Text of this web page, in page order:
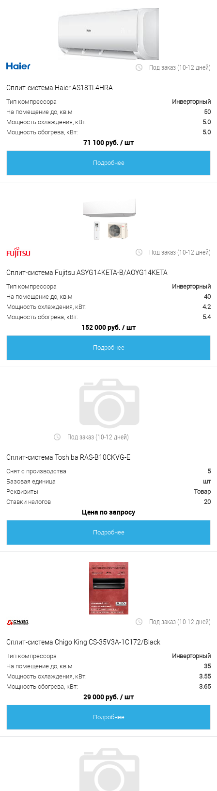
Под заказ (10-12 дней)
Сплит-система Haier AS18TL4HRA
Тип компрессора
Инверторный
На помещение до, кв.м
50
Мощность охлаждения, кВт:
5.0
Мощность обогрева, кВт:
5.0
71 100 руб. / шт
Подробнее
Под заказ (10-12 дней)
Сплит-система Fujitsu ASYG14KETA-B/AOYG14KETA
Тип компрессора
Инверторный
На помещение до, кв.м
40
Мощность охлаждения, кВт:
4.2
Мощность обогрева, кВт:
5.4
152 000 руб. / шт
Подробнее
Под заказ (10-12 дней)
Сплит-система Toshiba RAS-B10CKVG-E
Снят с производства
5
Базовая единица
шт
Реквизиты
Товар
Ставки налогов
20
Цена по запросу
Подробнее
Под заказ (10-12 дней)
Сплит-система Chigo King CS-35V3A-1C172/Black
Тип компрессора
Инверторный
На помещение до, кв.м
35
Мощность охлаждения, кВт:
3.55
Мощность обогрева, кВт:
3.65
29 000 руб. / шт
Подробнее